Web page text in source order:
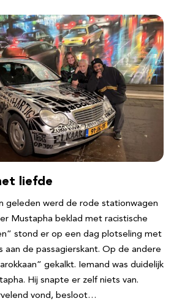
liefde
geleden werd de rode stationwagen
Mustapha beklad met racistische
stond er op een dag plotseling met
de passagierskant. Op de andere
gekalkt. Iemand was duidelijk
Hij snapte er zelf niets van.
vond, besloot…